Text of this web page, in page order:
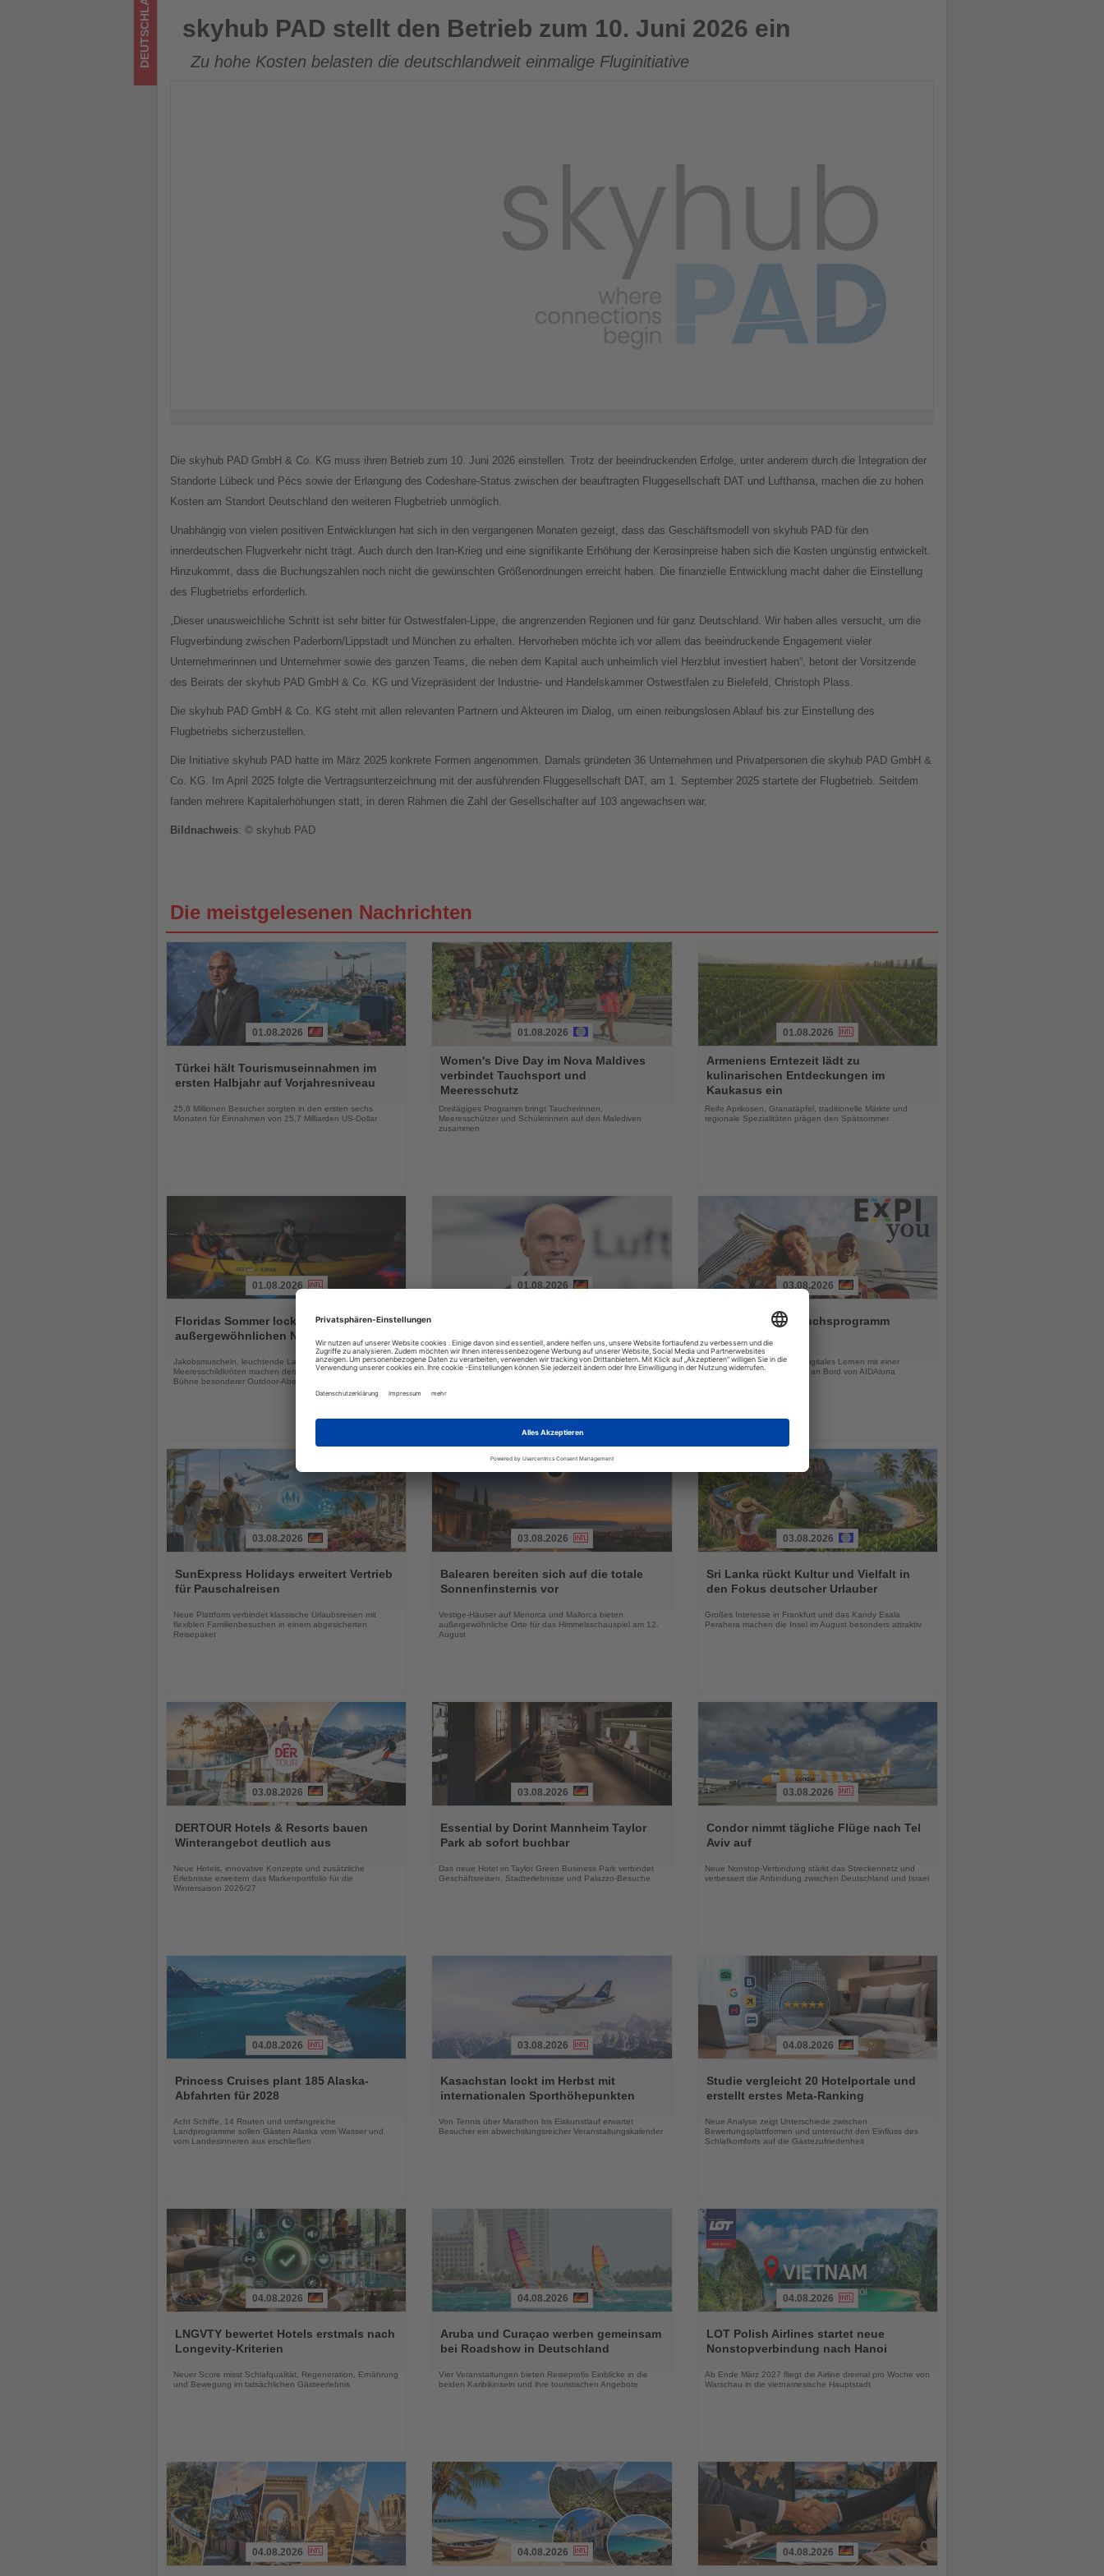
skyhub PAD stellt den Betrieb zum 10. Juni 2026 ein
DEUTSCHLAND skyhub PAD stellt den Betrieb zum 10. Juni 2026 ein
Zu hohe Kosten belasten die deutschlandweit einmalige Fluginitiative
Die skyhub PAD GmbH & Co. KG muss ihren Betrieb zum 10. Juni 2026 einstellen. Trotz der beeindruckenden Erfolge, unter anderem durch die Integration der
Standorte Lübeck und Pécs sowie der Erlangung des Codeshare-Status zwischen der beauftragten Fluggesellschaft DAT und Lufthansa, machen die zu hohen
Kosten am Standort Deutschland den weiteren Flugbetrieb unmöglich.
Unabhängig von vielen positiven Entwicklungen hat sich in den vergangenen Monaten gezeigt, dass das Geschäftsmodell von skyhub PAD für den
innerdeutschen Flugverkehr nicht trägt. Auch durch den Iran-Krieg und eine signifikante Erhöhung der Kerosinpreise haben sich die Kosten ungünstig entwickelt.
Hinzukommt, dass die Buchungszahlen noch nicht die gewünschten Größenordnungen erreicht haben. Die finanzielle Entwicklung macht daher die Einstellung
des Flugbetriebs erforderlich.
„Dieser unausweichliche Schritt ist sehr bitter für Ostwestfalen-Lippe, die angrenzenden Regionen und für ganz Deutschland. Wir haben alles versucht, um die
Flugverbindung zwischen Paderborn/Lippstadt und München zu erhalten. Hervorheben möchte ich vor allem das beeindruckende Engagement vieler
Unternehmerinnen und Unternehmer sowie des ganzen Teams, die neben dem Kapital auch unheimlich viel Herzblut investiert haben“, betont der Vorsitzende
des Beirats der skyhub PAD GmbH & Co. KG und Vizepräsident der Industrie- und Handelskammer Ostwestfalen zu Bielefeld, Christoph Plass.
Die skyhub PAD GmbH & Co. KG steht mit allen relevanten Partnern und Akteuren im Dialog, um einen reibungslosen Ablauf bis zur Einstellung des
Flugbetriebs sicherzustellen.
Die Initiative skyhub PAD hatte im März 2025 konkrete Formen angenommen. Damals gründeten 36 Unternehmen und Privatpersonen die skyhub PAD GmbH &
Co. KG. Im April 2025 folgte die Vertragsunterzeichnung mit der ausführenden Fluggesellschaft DAT, am 1. September 2025 startete der Flugbetrieb. Seitdem
fanden mehrere Kapitalerhöhungen statt, in deren Rahmen die Zahl der Gesellschafter auf 103 angewachsen war.
Bildnachweis: © skyhub PAD
Die meistgelesenen Nachrichten
Sie
die
01.08.2026
Türkei hält Tourismuseinnahmen im
ersten Halbjahr auf Vorjahresniveau
25,8 Millionen Besucher sorgten in den ersten sechs
Monaten für Einnahmen von 25,7 Milliarden US-Dollar
Sie
die
Nachrichten
01.08.2026
Women's Dive Day im Nova Maldives
verbindet Tauchsport und
Meeresschutz
Dreitägiges Programm bringt Taucherinnen,
Meeresschützer und Schülerinnen auf den Malediven
zusammen
Sie
die
Nachrichten
01.08.2026
Armeniens Erntezeit lädt zu
kulinarischen Entdeckungen im
Kaukasus ein
Reife Aprikosen, Granatäpfel, traditionelle Märkte und
regionale Spezialitäten prägen den Spätsommer
Sie
die
Nachrichten
01.08.2026
Floridas Sommer lockt mit drei
außergewöhnlichen Naturerlebnissen
Jakobsmuscheln, leuchtende Lagunen und
Meeresschildkröten machen den Sunshine State zur
Bühne besonderer Outdoor-Abenteuer
Nachrichten
01.08.2026
Bisheriger Geschäftsführer der Lufthansa Aviation Training
wechselt zum 1. Oktober in die Eurowings-
Nachrichten
03.08.2026
AIDA setzt Nachwuchsprogramm
Auszubildende verbinden digitales Lernen mit einer
dreitägigen Schulungsreise an Bord von AIDAluna
Sie
die
03.08.2026
SunExpress Holidays erweitert Vertrieb
für Pauschalreisen
Neue Plattform verbindet klassische Urlaubsreisen mit
flexiblen Familienbesuchen in einem abgesicherten
Reisepaket
Sie
die
03.08.2026
Balearen bereiten sich auf die totale
Sonnenfinsternis vor
Vestige-Häuser auf Menorca und Mallorca bieten
außergewöhnliche Orte für das Himmelsschauspiel am 12.
August
Sie
die
03.08.2026
Sri Lanka rückt Kultur und Vielfalt in
den Fokus deutscher Urlauber
Großes Interesse in Frankfurt und das Kandy Esala
Perahera machen die Insel im August besonders attraktiv
Sie
die
Nachrichten
03.08.2026
DERTOUR Hotels & Resorts bauen
Winterangebot deutlich aus
Neue Hotels, innovative Konzepte und zusätzliche
Erlebnisse erweitern das Markenportfolio für die
Wintersaison 2026/27
Sie
die
03.08.2026
Essential by Dorint Mannheim Taylor
Park ab sofort buchbar
Das neue Hotel im Taylor Green Business Park verbindet
Geschäftsreisen, Stadterlebnisse und Palazzo-Besuche
Sie
die
03.08.2026
Condor nimmt tägliche Flüge nach Tel
Aviv auf
Neue Nonstop-Verbindung stärkt das Streckennetz und
verbessert die Anbindung zwischen Deutschland und Israel
Sie
die
04.08.2026
Princess Cruises plant 185 Alaska-
Abfahrten für 2028
Acht Schiffe, 14 Routen und umfangreiche
Landprogramme sollen Gästen Alaska vom Wasser und
vom Landesinneren aus erschließen
Sie
die
03.08.2026
Kasachstan lockt im Herbst mit
internationalen Sporthöhepunkten
Von Tennis über Marathon bis Eiskunstlauf erwartet
Besucher ein abwechslungsreicher Veranstaltungskalender
Sie
die
04.08.2026
Studie vergleicht 20 Hotelportale und
erstellt erstes Meta-Ranking
Neue Analyse zeigt Unterschiede zwischen
Bewertungsplattformen und untersucht den Einfluss des
Schlafkomforts auf die Gästezufriedenheit
Sie
die
Nachrichten
04.08.2026
LNGVTY bewertet Hotels erstmals nach
Longevity-Kriterien
Neuer Score misst Schlafqualität, Regeneration, Ernährung
und Bewegung im tatsächlichen Gästeerlebnis
Sie
die
04.08.2026
Aruba und Curaçao werben gemeinsam
bei Roadshow in Deutschland
Vier Veranstaltungen bieten Reiseprofis Einblicke in die
beiden Karibikinseln und ihre touristischen Angebote
Sie
die
Nachrichten
04.08.2026
LOT Polish Airlines startet neue
Nonstopverbindung nach Hanoi
Ab Ende März 2027 fliegt die Airline dreimal pro Woche von
Warschau in die vietnamesische Hauptstadt
04.08.2026 04.08.2026 04.08.2026